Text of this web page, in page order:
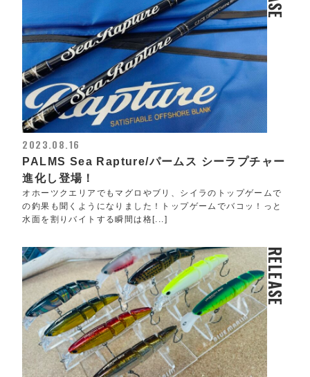
2023.08.16
PALMS Sea Rapture/パームス シーラプチャー
進化し登場！
オホーツクエリアでもマグロやブリ、シイラのトップゲームで
の釣果も聞くようになりました！トップゲームでバコッ！っと
水面を割りバイトする瞬間は格[...]
RELEASE